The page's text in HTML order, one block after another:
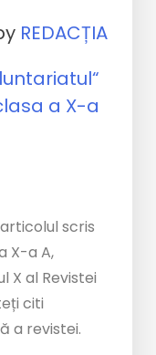
REDACȚIA
scris
X-a A,
X al Revistei
citi
a revistei.